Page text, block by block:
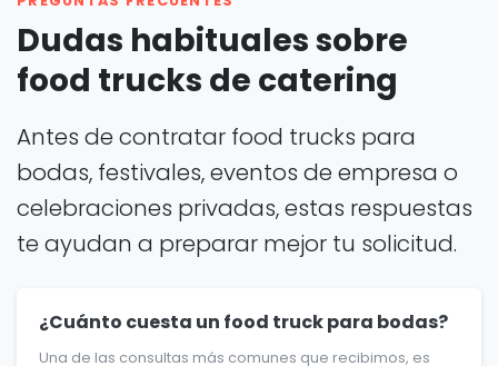
Dudas habituales sobre
food trucks de catering
Antes de contratar food trucks para
bodas, festivales, eventos de empresa o
celebraciones privadas, estas respuestas
te ayudan a preparar mejor tu solicitud.
¿Cuánto cuesta un food truck para bodas?
Una de las consultas más comunes que recibimos, es